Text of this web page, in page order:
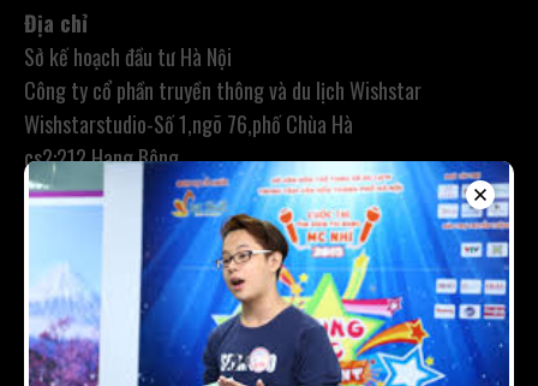
Địa chỉ
Sở kế hoạch đầu tư Hà Nội
Công ty cổ phần truyền thông và du lịch Wishstar
Wishstarstudio-Số 1,ngõ 76,phố Chùa Hà
cs2:212 Hang Bông